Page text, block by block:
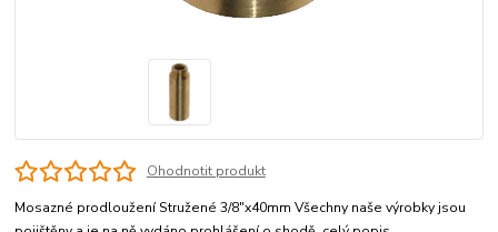
Ohodnotit produkt
Mosazné prodloužení Stružené 3/8"x40mm Všechny naše výrobky jsou